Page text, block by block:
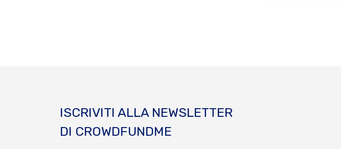
ISCRIVITI ALLA NEWSLETTER
DI CROWDFUNDME